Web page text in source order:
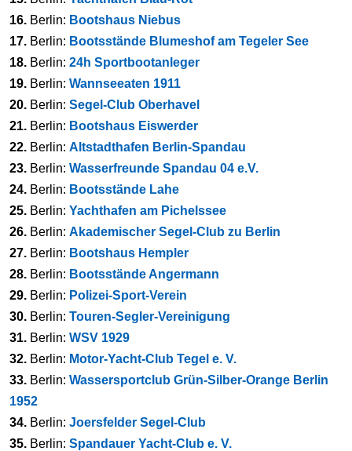
16. Berlin: Bootshaus Niebus
17. Berlin: Bootsstände Blumeshof am Tegeler See
18. Berlin: 24h Sportbootanleger
19. Berlin: Wannseeaten 1911
20. Berlin: Segel-Club Oberhavel
21. Berlin: Bootshaus Eiswerder
22. Berlin: Altstadthafen Berlin-Spandau
23. Berlin: Wasserfreunde Spandau 04 e.V.
24. Berlin: Bootsstände Lahe
25. Berlin: Yachthafen am Pichelssee
26. Berlin: Akademischer Segel-Club zu Berlin
27. Berlin: Bootshaus Hempler
28. Berlin: Bootsstände Angermann
29. Berlin: Polizei-Sport-Verein
30. Berlin: Touren-Segler-Vereinigung
31. Berlin: WSV 1929
32. Berlin: Motor-Yacht-Club Tegel e. V.
33. Berlin: Wassersportclub Grün-Silber-Orange Berlin
1952
34. Berlin: Joersfelder Segel-Club
35. Berlin: Spandauer Yacht-Club e. V.